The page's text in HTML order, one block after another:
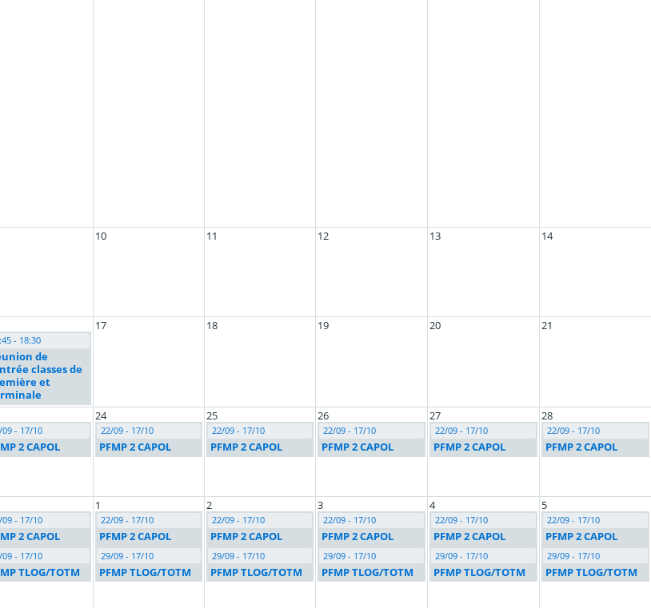
10 11 12 13 14
- 18:30
de
classes de
et
17 18 19 20 21
09 - 17/10
2 CAPOL
24
22/09 - 17/10
PFMP 2 CAPOL
25
22/09 - 17/10
PFMP 2 CAPOL
26
22/09 - 17/10
PFMP 2 CAPOL
27
22/09 - 17/10
PFMP 2 CAPOL
28
22/09 - 17/10
PFMP 2 CAPOL
09 - 17/10
2 CAPOL
09 - 17/10
TLOG/TOTM
1
22/09 - 17/10
PFMP 2 CAPOL
29/09 - 17/10
PFMP TLOG/TOTM
2
22/09 - 17/10
PFMP 2 CAPOL
29/09 - 17/10
PFMP TLOG/TOTM
3
22/09 - 17/10
PFMP 2 CAPOL
29/09 - 17/10
PFMP TLOG/TOTM
4
22/09 - 17/10
PFMP 2 CAPOL
29/09 - 17/10
PFMP TLOG/TOTM
5
22/09 - 17/10
PFMP 2 CAPOL
29/09 - 17/10
PFMP TLOG/TOTM